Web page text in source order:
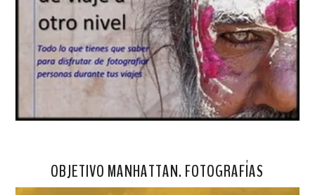
OBJETIVO MANHATTAN. FOTOGRAFÍAS